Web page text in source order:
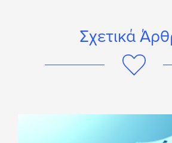
Σχετικά